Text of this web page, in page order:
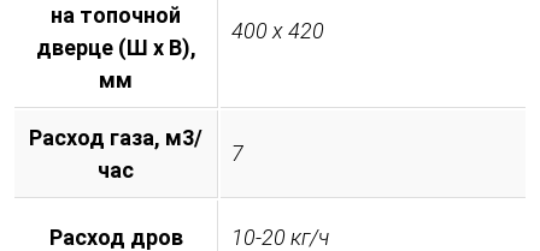
на топочной
дверце (Ш х В),
мм
400 х 420
Расход газа, м3/
час
7
Расход дров 10-20 кг/ч